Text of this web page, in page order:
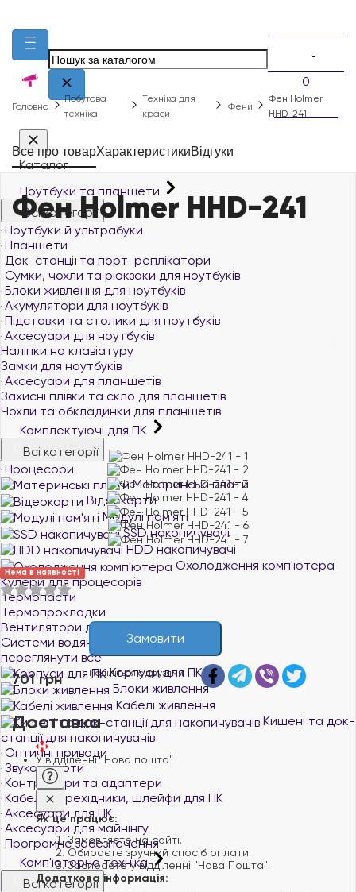
0
Каталог
Ноутбуки та планшети
Всі категорії
Ноутбуки й ультрабуки
Планшети
Док-станції та порт-реплікатори
Сумки, чохли та рюкзаки для ноутбуків
Блоки живлення для ноутбуків
Акумулятори для ноутбуків
Підставки та столики для ноутбуків
Аксесуари для ноутбуків
Наліпки на клавіатуру
Замки для ноутбуків
Аксесуари для планшетів
Захисні плівки та скло для планшетів
Чохли та обкладинки для планшетів
Комплектуючі для ПК
Всі категорії
Процесори
Материнські плати
Відеокарти
Модулі пам'яті
SSD накопичувачі
HDD накопичувачі
Охолодження комп'ютера
Кулери для процесорів
Термопасти
Термопрокладки
Вентилятори для корпусу
Системи водяного охолодження
переглянути все
Корпуси для ПК
Блоки живлення
Кабелі живлення
Кишені та док-
станції для накопичувачів
Оптичні приводи
Звукові карти
Контролери та адаптери
Кабелі, перехідники, шлейфи для ПК
Аксесуари для ПК
Аксесуари для майнінгу
Програмне забезпечення
Комп'ютерна техніка
Всі категорії
Головна
Побутова
техніка
Техніка для
краси
Фени
Фен Holmer
HHD-241
Все про товарХарактеристикиВідгуки
Фен Holmer HHD-241
Нема в наявності
701 грн
Замовити
Поділіться с друзями
Доставка
У відділенні "Нова пошта"
Як це працює:
Замовляєте на сайті.
Обираєте зручний спосіб оплати.
Забираєте у відділенні "Нова Пошта".
Додаткова інформація: